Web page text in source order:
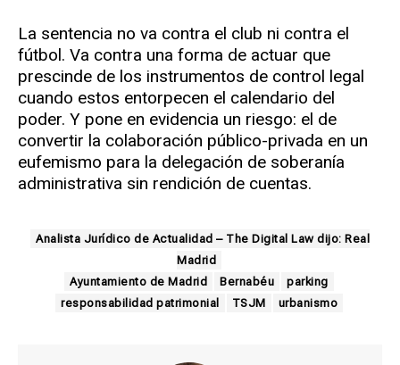
La sentencia no va contra el club ni contra el
fútbol. Va contra una forma de actuar que
prescinde de los instrumentos de control legal
cuando estos entorpecen el calendario del
poder. Y pone en evidencia un riesgo: el de
convertir la colaboración público-privada en un
eufemismo para la delegación de soberanía
administrativa sin rendición de cuentas.
Analista Jurídico de Actualidad – The Digital Law dijo: Real
Madrid
Ayuntamiento de Madrid
Bernabéu
parking
responsabilidad patrimonial
TSJM urbanismo